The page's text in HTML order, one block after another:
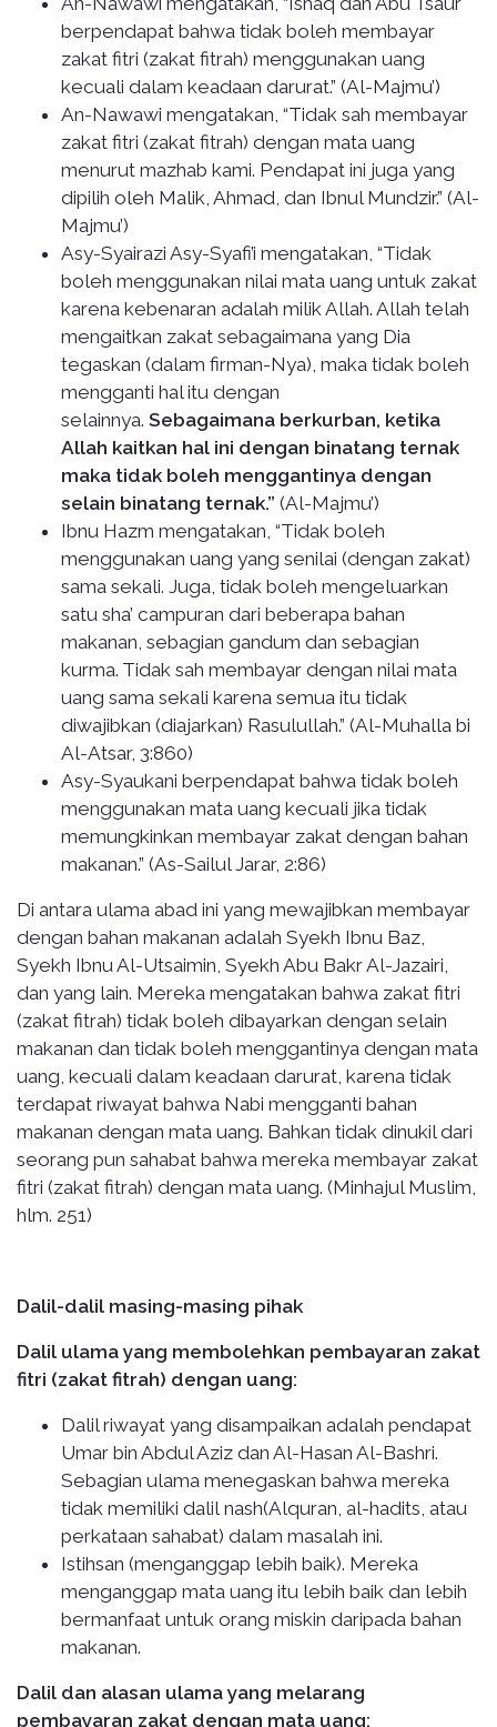
berpendapat bahwa tidak boleh membayar
zakat fitri (zakat fitrah) menggunakan uang
kecuali dalam keadaan darurat.” (Al-Majmu’)
An-Nawawi mengatakan, “Tidak sah membayar
zakat fitri (zakat fitrah) dengan mata uang
menurut mazhab kami. Pendapat ini juga yang
dipilih oleh Malik, Ahmad, dan Ibnul Mundzir.” (Al-
Majmu’)
Asy-Syairazi Asy-Syafi’i mengatakan, “Tidak
boleh menggunakan nilai mata uang untuk zakat
karena kebenaran adalah milik Allah. Allah telah
mengaitkan zakat sebagaimana yang Dia
tegaskan (dalam firman-Nya), maka tidak boleh
mengganti hal itu dengan
selainnya. Sebagaimana berkurban, ketika
Allah kaitkan hal ini dengan binatang ternak
maka tidak boleh menggantinya dengan
selain binatang ternak.” (Al-Majmu’)
Ibnu Hazm mengatakan, “Tidak boleh
menggunakan uang yang senilai (dengan zakat)
sama sekali. Juga, tidak boleh mengeluarkan
satu sha’ campuran dari beberapa bahan
makanan, sebagian gandum dan sebagian
kurma. Tidak sah membayar dengan nilai mata
uang sama sekali karena semua itu tidak
diwajibkan (diajarkan) Rasulullah.” (Al-Muhalla bi
Al-Atsar, 3:860)
Asy-Syaukani berpendapat bahwa tidak boleh
menggunakan mata uang kecuali jika tidak
memungkinkan membayar zakat dengan bahan
makanan.” (As-Sailul Jarar, 2:86)
Di antara ulama abad ini yang mewajibkan membayar
dengan bahan makanan adalah Syekh Ibnu Baz,
Syekh Ibnu Al-Utsaimin, Syekh Abu Bakr Al-Jazairi,
dan yang lain. Mereka mengatakan bahwa zakat fitri
(zakat fitrah) tidak boleh dibayarkan dengan selain
makanan dan tidak boleh menggantinya dengan mata
uang, kecuali dalam keadaan darurat, karena tidak
terdapat riwayat bahwa Nabi mengganti bahan
makanan dengan mata uang. Bahkan tidak dinukil dari
seorang pun sahabat bahwa mereka membayar zakat
fitri (zakat fitrah) dengan mata uang. (Minhajul Muslim,
hlm. 251)
Dalil-dalil masing-masing pihak
Dalil ulama yang membolehkan pembayaran zakat
fitri (zakat fitrah) dengan uang:
Dalil riwayat yang disampaikan adalah pendapat
Umar bin Abdul Aziz dan Al-Hasan Al-Bashri.
Sebagian ulama menegaskan bahwa mereka
tidak memiliki dalil nash(Alquran, al-hadits, atau
perkataan sahabat) dalam masalah ini.
Istihsan (menganggap lebih baik). Mereka
menganggap mata uang itu lebih baik dan lebih
bermanfaat untuk orang miskin daripada bahan
makanan.
Dalil dan alasan ulama yang melarang
pembayaran zakat dengan mata uang: